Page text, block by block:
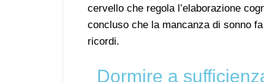
cervello che regola l’elaborazione
concluso che la mancanza di sonno
ricordi.
Dormire a